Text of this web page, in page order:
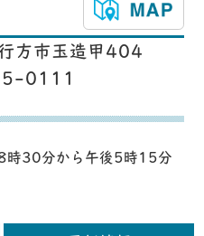
方市玉造甲404
0111
時30分から午後5時15分